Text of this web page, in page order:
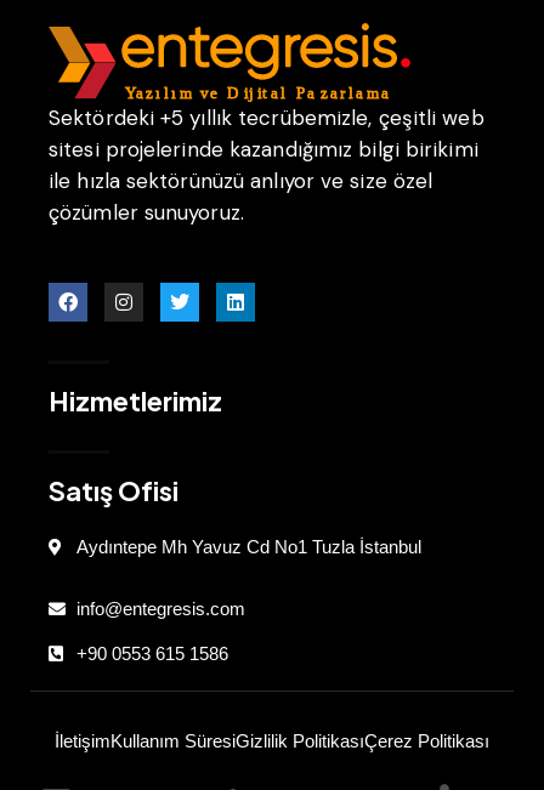
Sektördeki +5 yıllık tecrübemizle, çeşitli web
sitesi projelerinde kazandığımız bilgi birikimi
ile hızla sektörünüzü anlıyor ve size özel
çözümler sunuyoruz.
Hizmetlerimiz
Satış Ofisi
Aydıntepe Mh Yavuz Cd No1 Tuzla İstanbul
info@entegresis.com
+90 0553 615 1586
İletişimKullanım SüresiGizlilik PolitikasıÇerez Politikası